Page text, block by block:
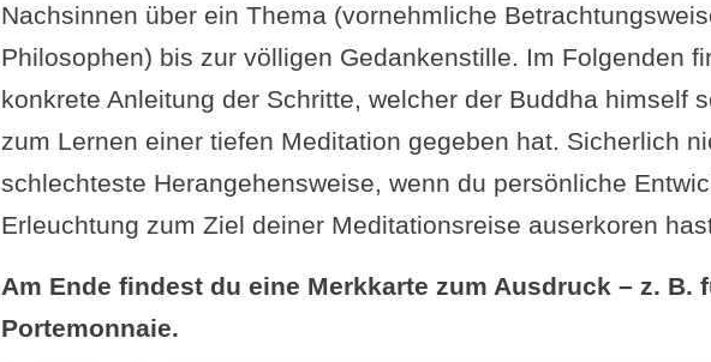
Nachsinnen über ein Thema (vornehmliche
Philosophen) bis zur völligen Gedankenstille. Im Folgenden
konkrete Anleitung der Schritte, welcher der Buddha himself
zum Lernen einer tiefen Meditation gegeben hat. Sicherlich
schlechteste Herangehensweise, wenn du persönliche
Erleuchtung zum Ziel deiner Meditationsreise auserkoren
Am Ende findest du eine Merkkarte zum Ausdruck – z. B.
Portemonnaie.